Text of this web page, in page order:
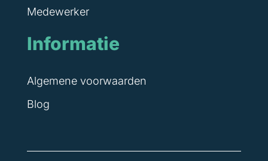
Medewerker
Informatie
Algemene voorwaarden
Blog